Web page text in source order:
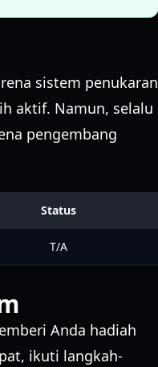
sistem penukaran
aktif. Namun, selalu
pengembang
Status
T/A
Anda hadiah
ikuti langkah-